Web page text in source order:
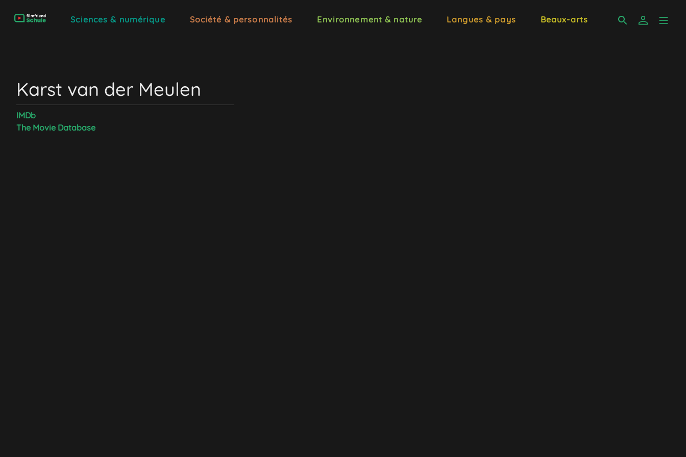
Sciences & numérique Société & personnalités Environnement & nature Langues & pays Beaux-arts
Karst van der Meulen
IMDb
The Movie Database